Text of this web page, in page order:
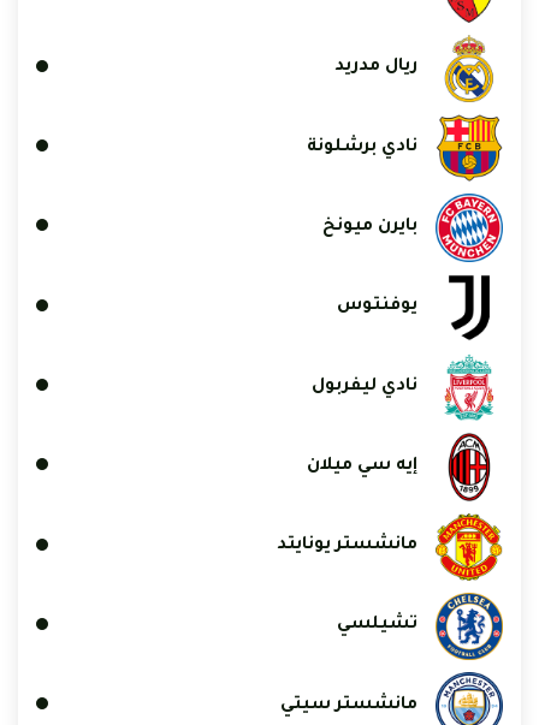
ريال مدريد
نادي برشلونة
بايرن ميونخ
يوفنتوس
نادي ليفربول
إيه سي ميلان
مانشستر يونايتد
تشيلسي
مانشستر سيتي